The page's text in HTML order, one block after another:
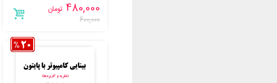
480,000 تومان
600,000